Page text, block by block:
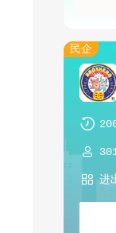
民企


 进